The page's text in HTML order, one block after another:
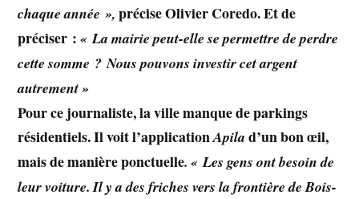
chaque année », précise Olivier Coredo. Et de
préciser :« La mairie peut-elle se permettre de perdre
cette somme ? Nous pouvons investir cet argent
autrement »
Pour ce journaliste, la ville manque de parkings
résidentiels. Il voit l’applicationApila d’un bon œil,
mais de manière ponctuelle. « Les gens ont besoin de
leur voiture. Il y a des friches vers la frontière de Bois-